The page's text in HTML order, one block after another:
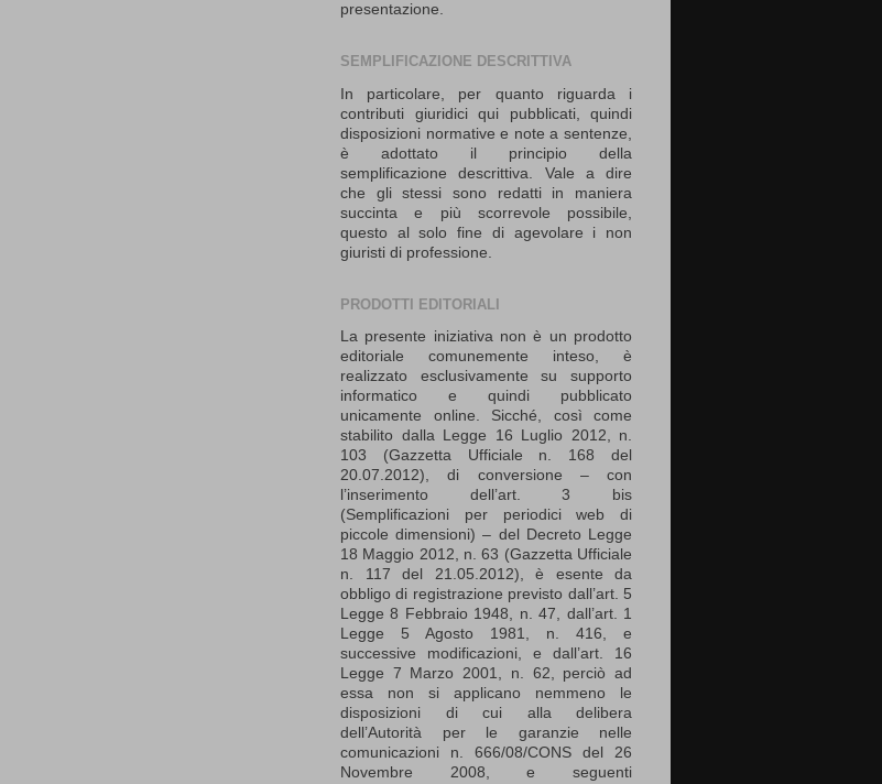
presentazione.
SEMPLIFICAZIONE DESCRITTIVA
In particolare, per quanto riguarda i
contributi giuridici qui pubblicati, quindi
disposizioni normative e note a sentenze,
è adottato il principio della
semplificazione descrittiva. Vale a dire
che gli stessi sono redatti in maniera
succinta e più scorrevole possibile,
questo al solo fine di agevolare i non
giuristi di professione.
PRODOTTI EDITORIALI
La presente iniziativa non è un prodotto
editoriale comunemente inteso, è
realizzato esclusivamente su supporto
informatico e quindi pubblicato
unicamente online. Sicché, così come
stabilito dalla Legge 16 Luglio 2012, n.
103 (Gazzetta Ufficiale n. 168 del
20.07.2012), di conversione – con
l’inserimento dell’art. 3 bis
(Semplificazioni per periodici web di
piccole dimensioni) – del Decreto Legge
18 Maggio 2012, n. 63 (Gazzetta Ufficiale
n. 117 del 21.05.2012), è esente da
obbligo di registrazione previsto dall’art. 5
Legge 8 Febbraio 1948, n. 47, dall’art. 1
Legge 5 Agosto 1981, n. 416, e
successive modificazioni, e dall’art. 16
Legge 7 Marzo 2001, n. 62, perciò ad
essa non si applicano nemmeno le
disposizioni di cui alla delibera
dell’Autorità per le garanzie nelle
comunicazioni n. 666/08/CONS del 26
Novembre 2008, e seguenti